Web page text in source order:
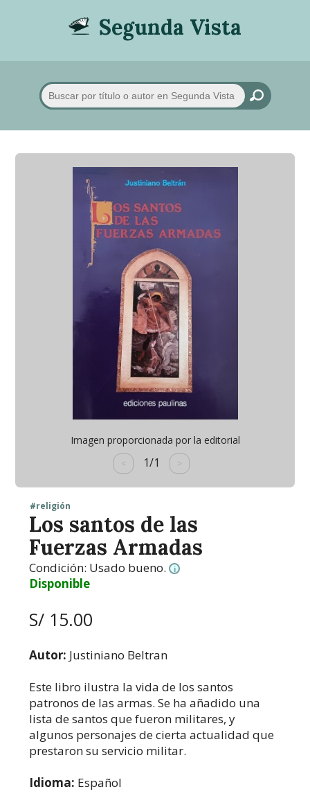
Segunda Vista
Imagen proporcionada por la editorial
< 1/1 >
#religión
Los santos de las
Fuerzas Armadas
Condición: Usado bueno. i
Disponible
S/ 15.00
Autor: Justiniano Beltran
Este libro ilustra la vida de los santos
patronos de las armas. Se ha añadido una
lista de santos que fueron militares, y
algunos personajes de cierta actualidad que
prestaron su servicio militar.
Idioma: Español